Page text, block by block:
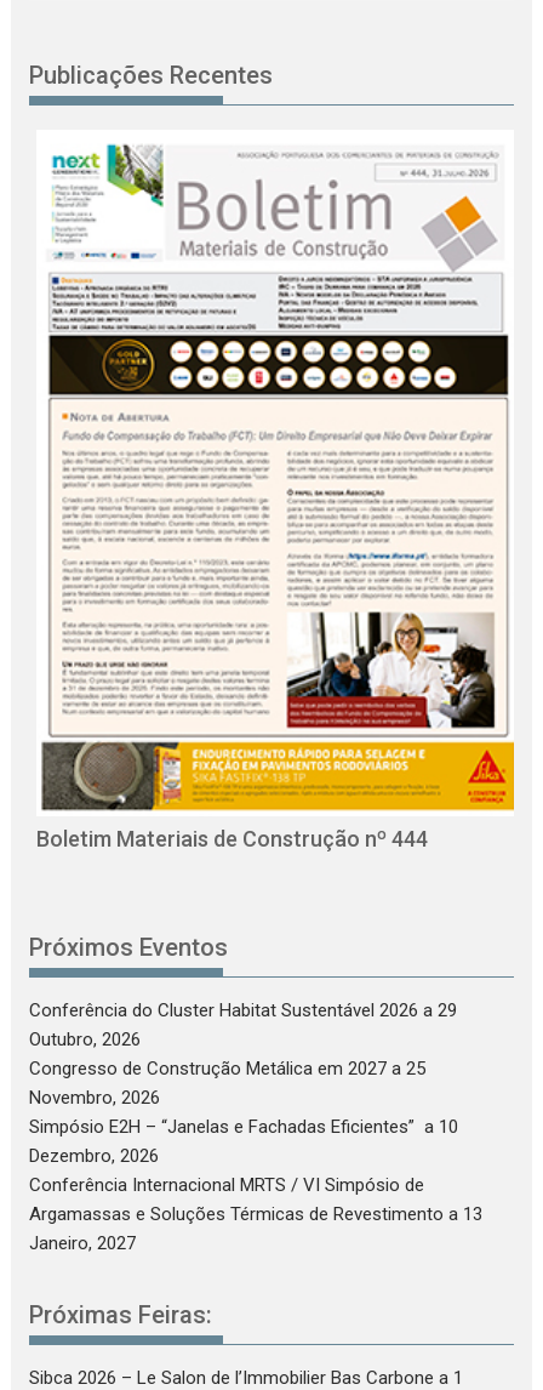
Publicações Recentes
Boletim Materiais de Construção nº 444
Próximos Eventos
Conferência do Cluster Habitat Sustentável 2026 a 29
Outubro, 2026
Congresso de Construção Metálica em 2027 a 25
Novembro, 2026
Simpósio E2H – “Janelas e Fachadas Eficientes” a 10
Dezembro, 2026
Conferência Internacional MRTS / VI Simpósio de
Argamassas e Soluções Térmicas de Revestimento a 13
Janeiro, 2027
Próximas Feiras:
Sibca 2026 – Le Salon de l’Immobilier Bas Carbone a 1